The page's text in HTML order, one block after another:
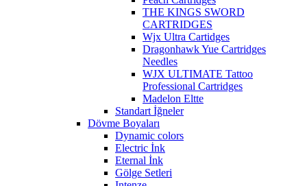
THE KINGS SWORD
CARTRIDGES
Wjx Ultra Cartidges
Dragonhawk Yue Cartridges
Needles
WJX ULTIMATE Tattoo
Professional Cartridges
Madelon Eltte
Standart İğneler
Dövme Boyaları
Dynamic colors
Electric İnk
Eternal İnk
Gölge Setleri